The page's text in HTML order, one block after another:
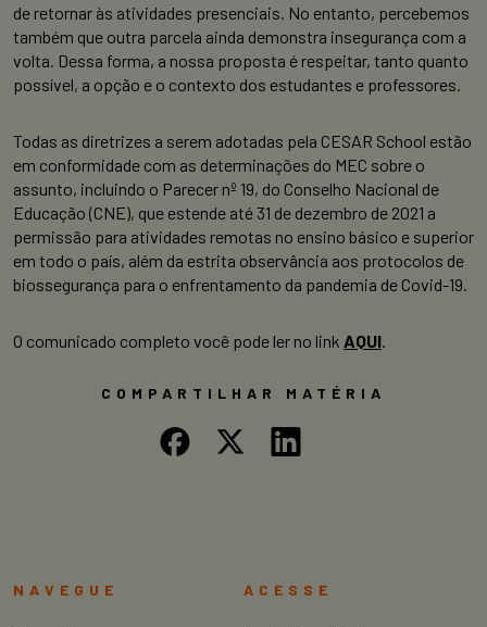
de retornar às atividades presenciais. No entanto, percebemos
também que outra parcela ainda demonstra insegurança com a
volta. Dessa forma, a nossa proposta é respeitar, tanto quanto
possível, a opção e o contexto dos estudantes e professores.
Todas as diretrizes a serem adotadas pela CESAR School estão
em conformidade com as determinações do MEC sobre o
assunto, incluindo o Parecer nº 19, do Conselho Nacional de
Educação (CNE), que estende até 31 de dezembro de 2021 a
permissão para atividades remotas no ensino básico e superior
em todo o país, além da estrita observância aos protocolos de
biossegurança para o enfrentamento da pandemia de Covid-19.
O comunicado completo você pode ler no link AQUI.
COMPARTILHAR MATÉRIA
NAVEGUE ACESSE